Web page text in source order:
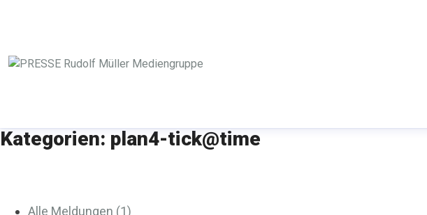
Kategorien: plan4-tick@time
Alle Meldungen (1)